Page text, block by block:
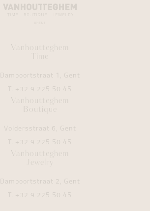
Vanhoutteghem
Time
Dampoortstraat 1, Gent
T. +32 9 225 50 45
Vanhoutteghem
Boutique
Voldersstraat 6, Gent
T. +32 9 225 50 45
Vanhoutteghem
Jewelry
Dampoortstraat 2, Gent
T. +32 9 225 50 45